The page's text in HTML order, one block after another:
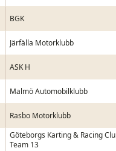
BGK
Järfälla Motorklubb
ASK H
Malmö Automobilklubb
Rasbo Motorklubb
Göteborgs Karting & Racing
Team 13